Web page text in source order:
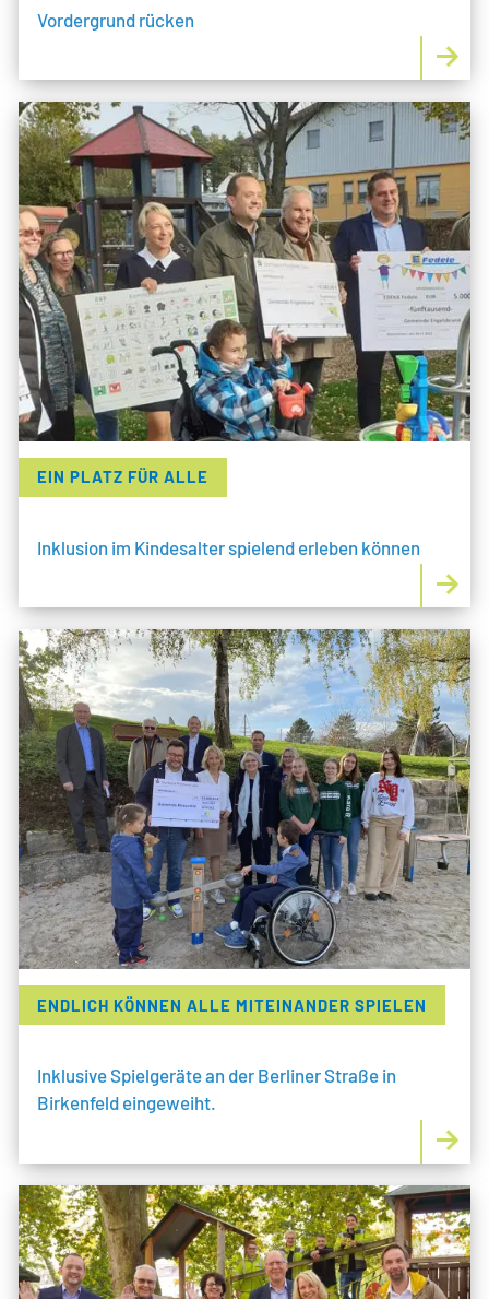
Vordergrund rücken
EIN PLATZ FÜR ALLE
Inklusion im Kindesalter spielend erleben können
ENDLICH KÖNNEN ALLE MITEINANDER SPIELEN
Inklusive Spielgeräte an der Berliner Straße in
Birkenfeld eingeweiht.